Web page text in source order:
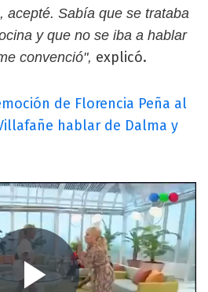
acepté. Sabía que se trataba
y que no se iba a hablar
convenció", explicó.
de Florencia Peña al
hablar de Dalma y